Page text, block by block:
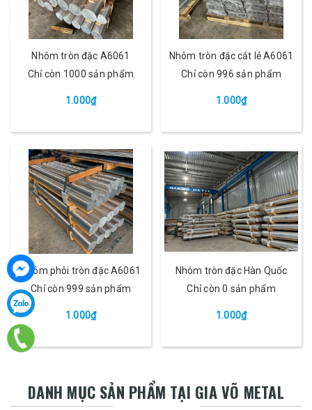
Nhôm tròn đặc A6061
Chỉ còn 1000 sản phẩm
1.000₫
Nhôm tròn đặc cắt lẻ A6061
Chỉ còn 996 sản phẩm
1.000₫
Nhôm phôi tròn đặc A6061
Chỉ còn 999 sản phẩm
1.000₫
Nhôm tròn đặc Hàn Quốc
Chỉ còn 0 sản phẩm
1.000₫
DANH MỤC SẢN PHẨM TẠI GIA VÕ METAL